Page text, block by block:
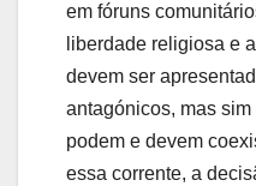
em fóruns
liberdade religiosa e
devem ser
antagónicos, mas
podem e devem
essa corrente, a